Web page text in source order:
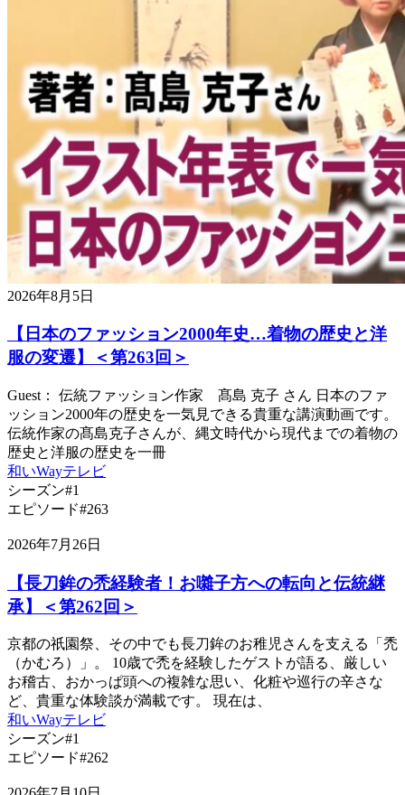
2026年8月5日
【日本のファッション2000年史…着物の歴史と洋
服の変遷】＜第263回＞
Guest： 伝統ファッション作家 髙島 克子 さん 日本のファ
ッション2000年の歴史を一気見できる貴重な講演動画です。
伝統作家の髙島克子さんが、縄文時代から現代までの着物の
歴史と洋服の歴史を一冊
和いWayテレビ
シーズン#1
エピソード#263
2026年7月26日
【長刀鉾の禿経験者！お囃子方への転向と伝統継
承】＜第262回＞
京都の祇園祭、その中でも長刀鉾のお稚児さんを支える「禿
（かむろ）」。 10歳で禿を経験したゲストが語る、厳しい
お稽古、おかっぱ頭への複雑な思い、化粧や巡行の辛さな
ど、貴重な体験談が満載です。 現在は、
和いWayテレビ
シーズン#1
エピソード#262